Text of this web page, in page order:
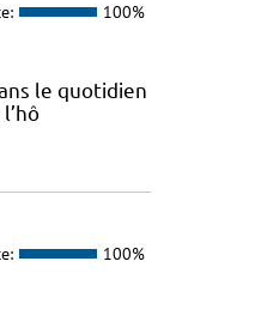
100%
le quotidien
100%